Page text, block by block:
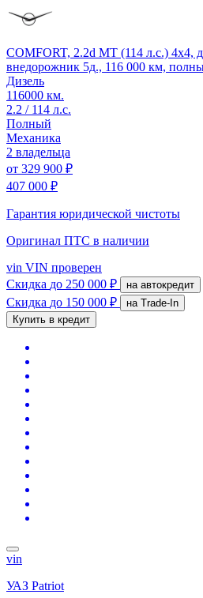
COMFORT, 2.2d MT (114 л.с.) 4x4,
внедорожник 5д., 116 000 км,
Дизель
116000 км.
2.2 / 114 л.с.
Полный
Механика
2 владельца
от 329 900 ₽
407 000 ₽
Гарантия юридической чистоты
Оригинал ПТС в наличии
vin VIN проверен
Скидка до 250 000 ₽ на автокредит
Скидка до 150 000 ₽
на Trade-In
Купить в кредит
vin
УАЗ Patriot